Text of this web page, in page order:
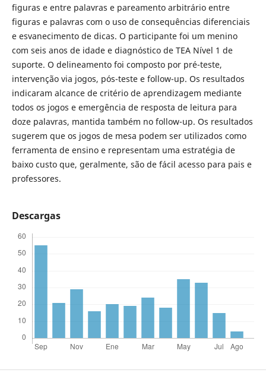
figuras e entre palavras e pareamento arbitrário entre
figuras e palavras com o uso de consequências diferenciais
e esvanecimento de dicas. O participante foi um menino
com seis anos de idade e diagnóstico de TEA Nível 1 de
suporte. O delineamento foi composto por pré-teste,
intervenção via jogos, pós-teste e follow-up. Os resultados
indicaram alcance de critério de aprendizagem mediante
todos os jogos e emergência de resposta de leitura para
doze palavras, mantida também no follow-up. Os resultados
sugerem que os jogos de mesa podem ser utilizados como
ferramenta de ensino e representam uma estratégia de
baixo custo que, geralmente, são de fácil acesso para pais e
professores.
Descargas